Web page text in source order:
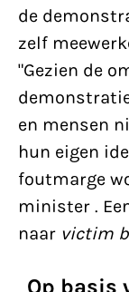
de
zelf
"Gezien de
en mensen
hun eigen
foutmarge
minister .
naar victim
Op basis